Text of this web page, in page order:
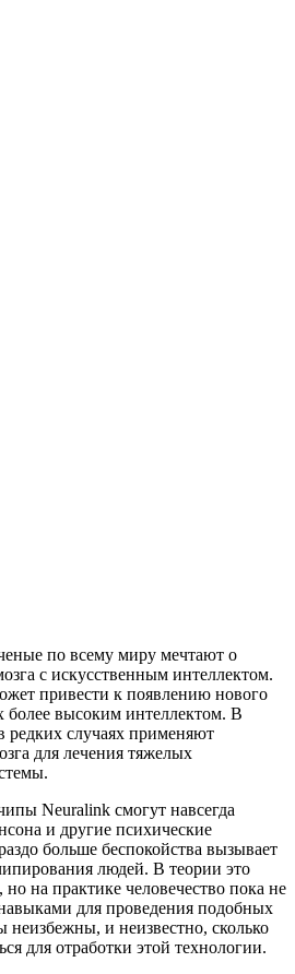
по всему миру мечтают о
с искусственным интеллектом.
привести к появлению нового
высоким интеллектом. В
редких случаях применяют
для лечения тяжелых
Neuralink смогут навсегда
и другие психические
больше беспокойства вызывает
людей. В теории это
но на практике человечество пока не
для проведения подобных
и неизвестно, сколько
для отработки этой технологии.